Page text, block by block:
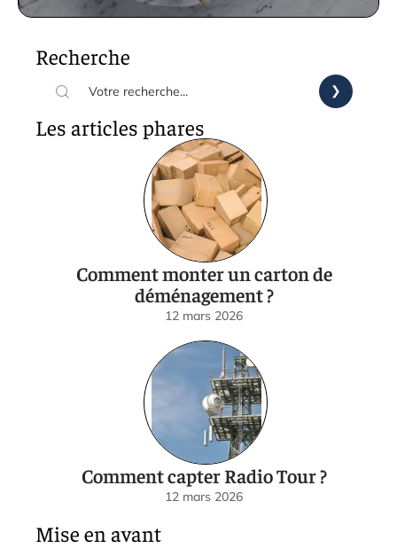
Recherche
Les articles phares
Comment monter un carton de
déménagement ?
12 mars 2026
Comment capter Radio Tour ?
12 mars 2026
Mise en avant